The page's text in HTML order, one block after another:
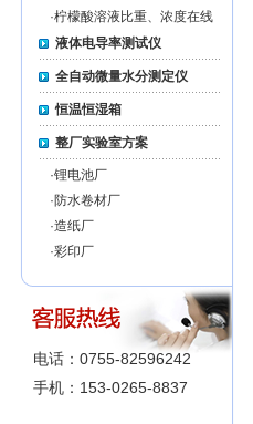
度在线监测仪MZ-CS-ON-
·柠檬酸溶液比重、浓度在线
监测仪MZ-CA-ON-LINE
液体电导率测试仪
全自动微量水分测定仪
恒温恒湿箱
整厂实验室方案
·锂电池厂
·防水卷材厂
·造纸厂
·彩印厂
电话：0755-82596242
手机：153-0265-8837